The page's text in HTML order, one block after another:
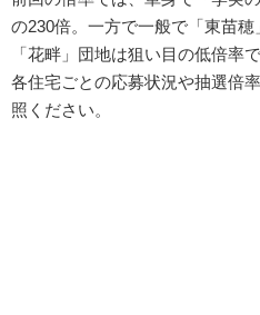
の230倍。一方で一般で「東苗穂
「花畔」団地は狙い目の低倍率で
各住宅ごとの応募状況や抽選倍
照ください。